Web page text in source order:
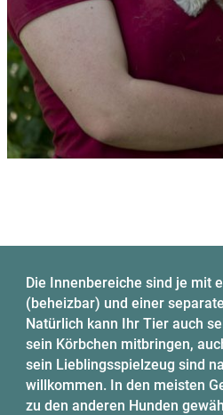
Die Innenbereiche sind je mit
(beheizbar) und einer
Natürlich kann Ihr Tier auch
sein Körbchen mitbringen,
sein Lieblingsspielzeug sind
willkommen. In den meisten
zu den anderen Hunden